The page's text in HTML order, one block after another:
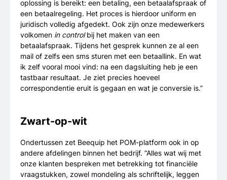
oplossing is bereikt: een betaling, een betaalafspraak of
een betaalregeling. Het proces is hierdoor uniform en
juridisch volledig afgedekt. Ook zijn onze medewerkers
volkomen in controlbij het maken van een
betaalafspraak. Tijdens het gesprek kunnen ze al een
mail of zelfs een sms sturen met een betaallink. En wat
ik zelf vooral mooi vind: na een dagsluiting heb je een
tastbaar resultaat. Je ziet precies hoeveel
correspondentie eruit is gegaan en wat je conversie is.”
Zwart-op-wit
Ondertussen zet Beequip het POM-platform ook in op
andere afdelingen binnen het bedrijf. “Alles wat wij met
onze klanten bespreken met betrekking tot financiële
vraagstukken, zowel mondeling als schriftelijk, leggen